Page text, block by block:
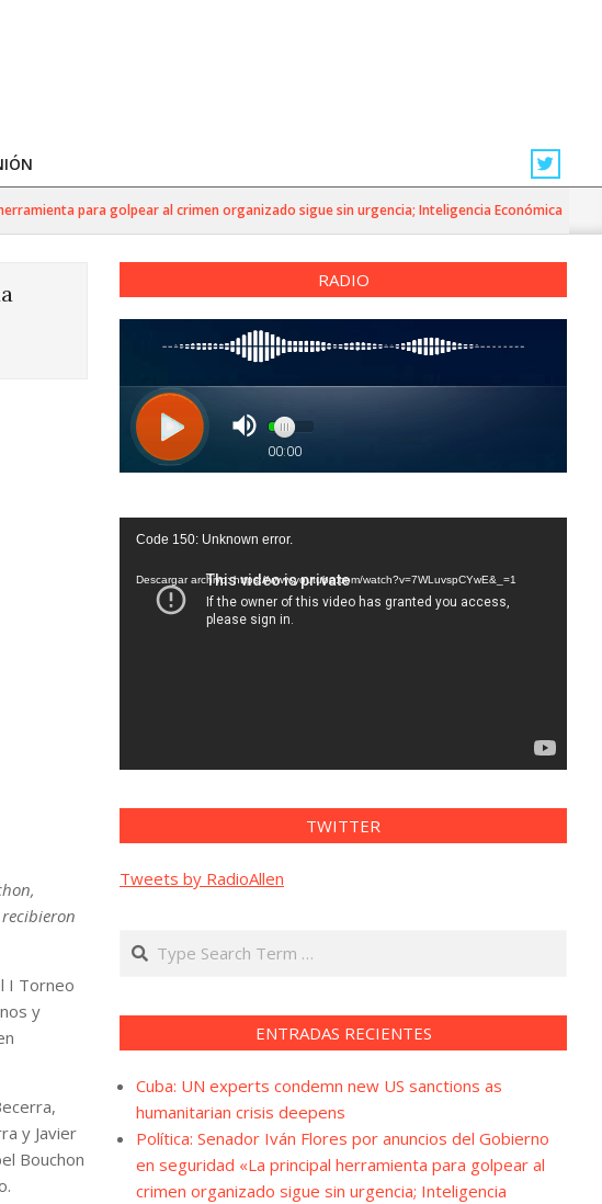
para golpear al crimen organizado sigue sin urgencia; Inteligencia Económica»
I Torneo
y
y Javier
Bouchon
RADIO
Reproductor
vídeo
Code 150: Unknown error.
Descargar archivo: https://www.youtube.com/watch?v=7WLuvspCYwE&_=1
TWITTER
Tweets by RadioAllen
Search
ENTRADAS RECIENTES
Cuba: UN experts condemn new US sanctions as
humanitarian crisis deepens
Política: Senador Iván Flores por anuncios del Gobierno
en seguridad «La principal herramienta para golpear al
crimen organizado sigue sin urgencia; Inteligencia